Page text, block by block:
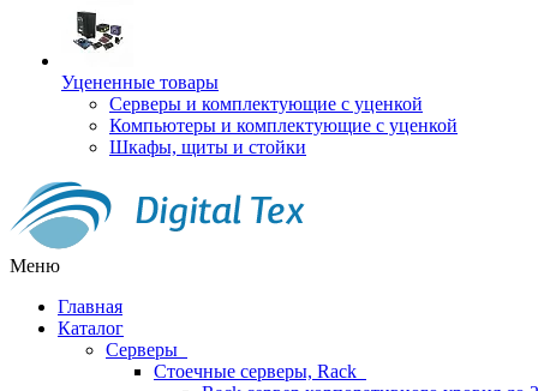
Уцененные товары
Серверы и комплектующие с уценкой
Компьютеры и комплектующие с уценкой
Шкафы, щиты и стойки
Меню
Главная
Каталог
Серверы
Стоечные серверы, Rack